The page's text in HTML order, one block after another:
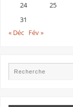
24
25
31
« Déc Fév »